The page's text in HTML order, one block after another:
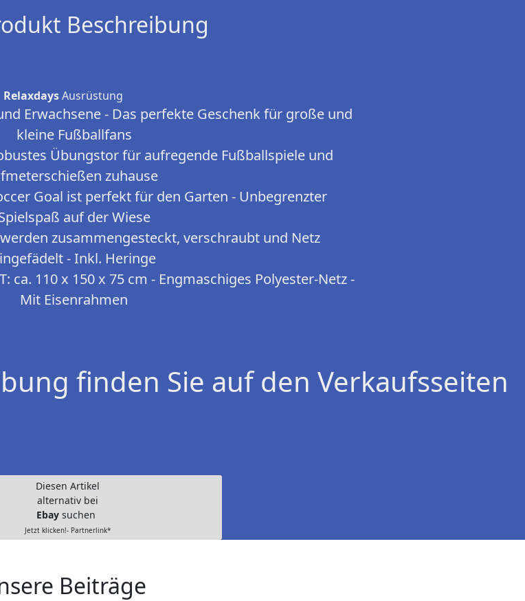
Beschreibung
RelaxdaysAusrüstung
Erwachsene - Das perfekte Geschenk für große und
kleine Fußballfans
Übungstor für aufregende Fußballspiele und
zuhause
Goal ist perfekt für den Garten - Unbegrenzter
auf der Wiese
zusammengesteckt, verschraubt und Netz
- Inkl. Heringe
ca. 110 x 150 x 75 cm - Engmaschiges Polyester-Netz -
Mit Eisenrahmen
finden Sie auf den Verkaufsseiten
Diesen Artikel
alternativ bei
Ebay suchen
Jetzt klicken!- Partnerlink*
Beiträge